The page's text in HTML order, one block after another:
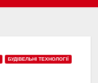
БУДІВЕЛЬНІ ТЕХНОЛОГІЇ